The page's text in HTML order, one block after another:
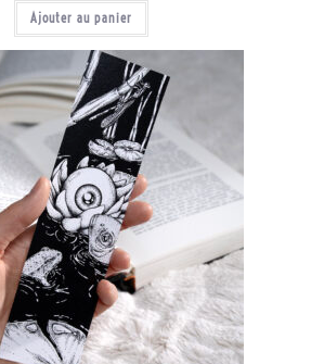
Ajouter au panier